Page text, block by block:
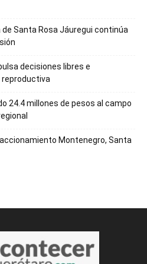
Santa Rosa Jáuregui continúa
decisiones libres e
24.4 millones de pesos al campo
Montenegro, Santa